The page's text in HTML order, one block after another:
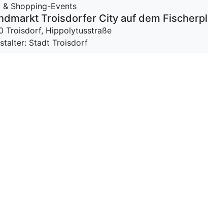
& Shopping-Events
Troisdorfer City auf dem
Troisdorf, Hippolytusstraße
Stadt Troisdorf